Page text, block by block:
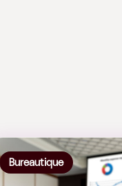
Bureautique